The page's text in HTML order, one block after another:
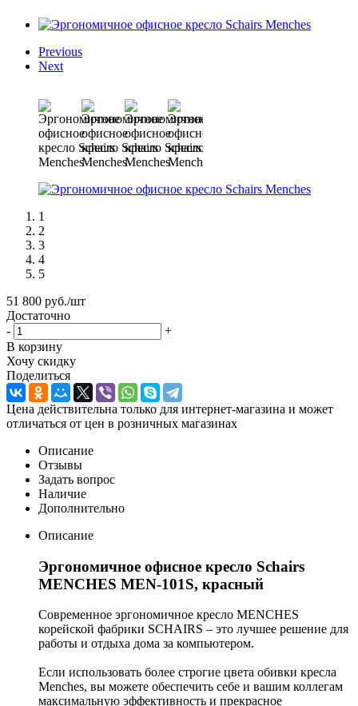
Previous
Next
1
2
3
4
5
51 800 руб./шт
Достаточно
-
+
В корзину
Хочу скидку
Поделиться
Цена действительна только для интернет-магазина и может
отличаться от цен в розничных магазинах
Описание
Отзывы
Задать вопрос
Наличие
Дополнительно
Описание
Эргономичное офисное кресло Schairs
MENCHES MЕN-101S, красный
Современное эргономичное кресло MENCHES
корейской фабрики SCHAIRS – это лучшее решение для
работы и отдыха дома за компьютером.
Если использовать более строгие цвета обивки кресла
Menches, вы можете обеспечить себе и вашим коллегам
максимальную эффективность и прекрасное